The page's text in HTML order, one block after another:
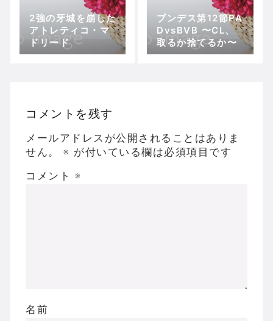
2強の牙城を崩した
アトレティコ・マ
ドリード
ブンデス第12節PA
DvsBVB 〜CL、
取るか捨てるか〜
コメントを残す
メールアドレスが公開されることはありま
せん。
※ が付いている欄は必須項目です
コメント ※
名前